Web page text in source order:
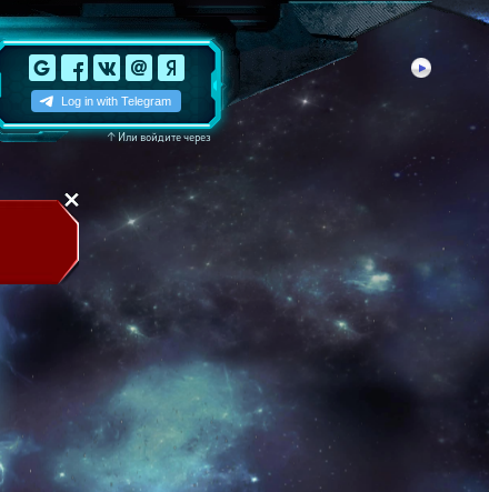
↑Или войдите через